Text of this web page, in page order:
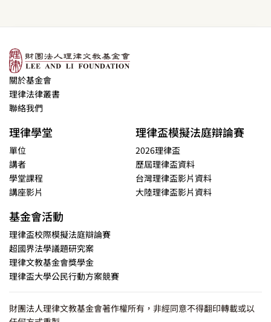
關於基金會
理律法律叢書
聯絡我們
理律學堂
單位
講者
學堂課程
講座影片
理律盃模擬法庭辯論賽
2026理律盃
歷屆理律盃資料
台灣理律盃影片資料
大陸理律盃影片資料
基金會活動
理律盃校際模擬法庭辯論賽
超國界法學議題研究案
理律文教基金會獎學金
理律盃大學公民行動方案競賽
財團法人理律文教基金會著作權所有，非經同意不得翻印轉載或以